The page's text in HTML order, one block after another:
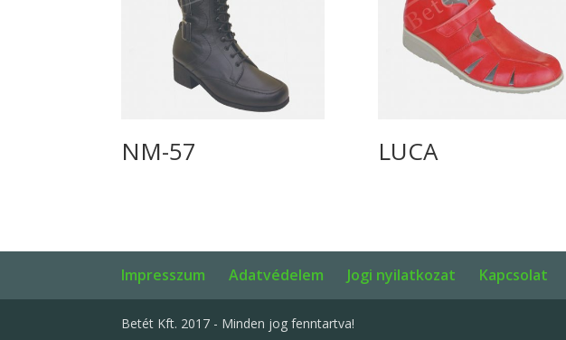
NM-57 LUCA
Impresszum Adatvédelem Jogi nyilatkozat Kapcsolat
Betét Kft. 2017 - Minden jog fenntartva!